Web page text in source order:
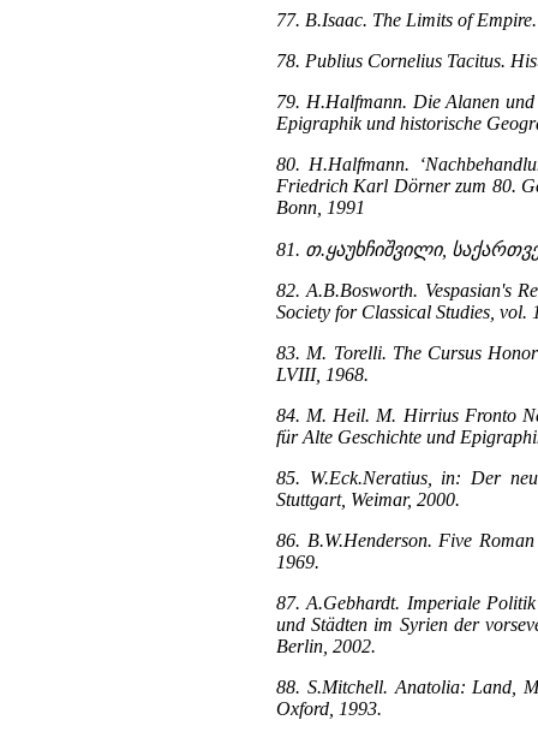
77. B.Isaac. The Limits of
78. Publius Cornelius Tacitus.
79. H.Halfmann. Die Alanen
Epigraphik und historische
80. H.Halfmann.
Friedrich Karl Dörner zum 80.
Bonn, 1991
81. თ.ყაუხჩიშვილი,
82. A.B.Bosworth. Vespasian's
Society for Classical Studies, vol.
83. M. Torelli. The Cursus
LVIII, 1968.
84. M. Heil. M. Hirrius Fronto
für Alte Geschichte und
85. W.Eck.Neratius, in: Der
Stuttgart, Weimar, 2000.
86. B.W.Henderson. Five
1969.
87. A.Gebhardt. Imperiale
und Städten im Syrien der
Berlin, 2002.
88. S.Mitchell. Anatolia: Land,
Oxford, 1993.